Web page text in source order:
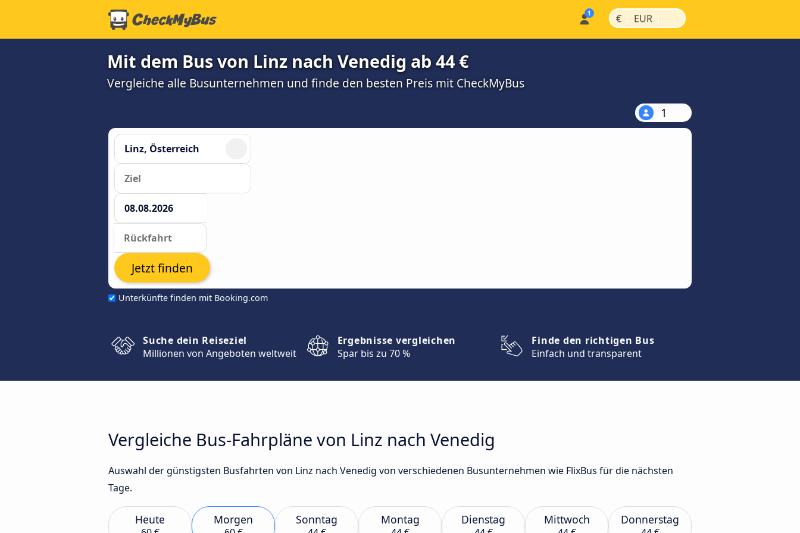
€ | EUR |
Mit dem Bus von Linz nach Venedig ab 44 €
Vergleiche alle Busunternehmen und finde den besten Preis mit CheckMyBus
1
Unterkünfte finden mit Booking.com
Jetzt finden
Suche dein Reiseziel
Millionen von Angeboten weltweit
Ergebnisse vergleichen
Spar bis zu 70 %
Finde den richtigen Bus
Einfach und transparent
Vergleiche Bus-Fahrpläne von Linz nach Venedig
Auswahl der günstigsten Busfahrten von Linz nach Venedig von verschiedenen Busunternehmen wie FlixBus für die nächsten
Tage.
Heute Morgen Sonntag Montag Dienstag Mittwoch Donnerstag